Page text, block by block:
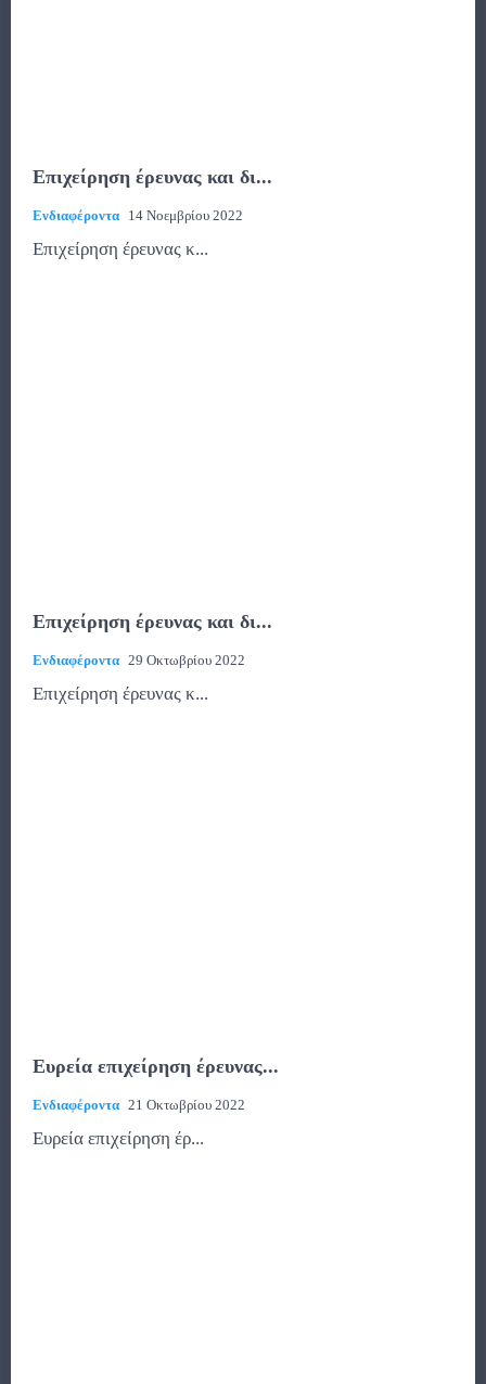
Επιχείρηση έρευνας και δι...
Ενδιαφέροντα 14 Νοεμβρίου 2022
Επιχείρηση έρευνας κ...
Επιχείρηση έρευνας και δι...
Ενδιαφέροντα 29 Οκτωβρίου 2022
Επιχείρηση έρευνας κ...
Ευρεία επιχείρηση έρευνας...
Ενδιαφέροντα 21 Οκτωβρίου 2022
Ευρεία επιχείρηση έρ...